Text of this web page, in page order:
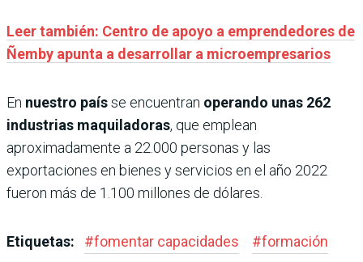
Leer también: Centro de apoyo a emprendedores de
Ñemby apunta a desarrollar a microempresarios
En nuestro paísse encuentran operando unas 262
industrias maquiladoras, que emplean
aproximadamente a 22.000 personas y las
exportaciones en bienes y servicios en el año 2022
fueron más de 1.100 millones de dólares.
Etiquetas: #fomentar capacidades #formación